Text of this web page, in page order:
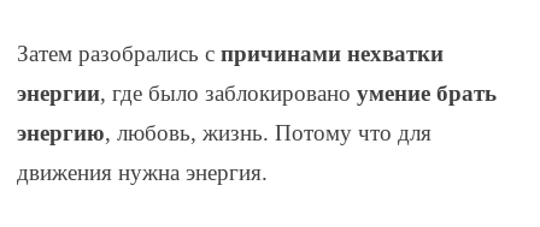
Затем разобрались с причинами нехватки
энергии, где было заблокировано умение брать
энергию, любовь, жизнь. Потому что для
движения нужна энергия.